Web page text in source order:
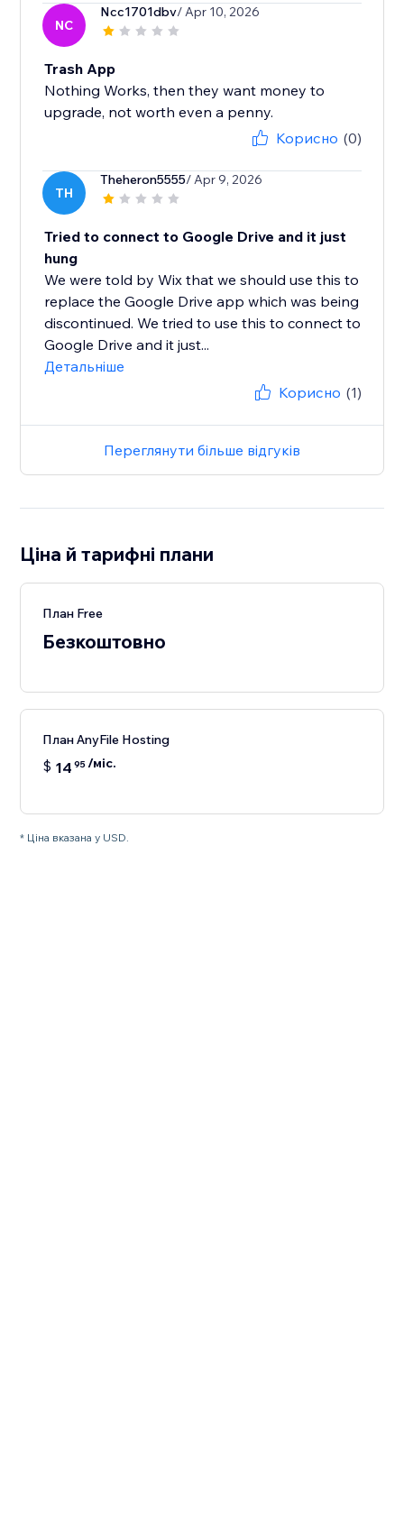
NC
Ncc1701dbv/ Apr 10, 2026
Trash App
Nothing Works, then they want money to
upgrade, not worth even a penny.
Корисно (0)
TH
Theheron5555/ Apr 9, 2026
Tried to connect to Google Drive and it just
hung
We were told by Wix that we should use this to
replace the Google Drive app which was being
discontinued. We tried to use this to connect to
Google Drive and it just...
Детальніше
Корисно (1)
Переглянути більше відгуків
Ціна й тарифні плани
План Free
Безкоштовно
План AnyFile Hosting
$ 14 95/міс.
* Ціна вказана у USD.